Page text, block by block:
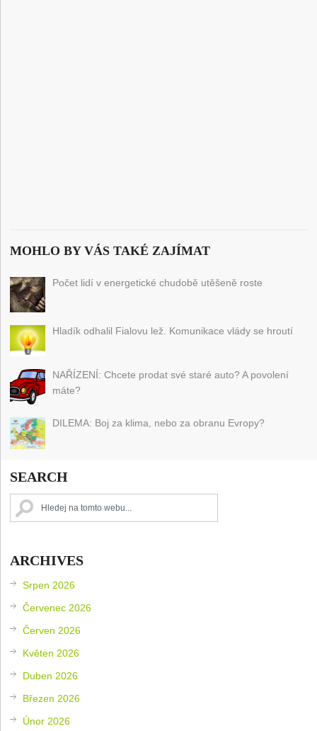
MOHLO BY VÁS TAKÉ ZAJÍMAT
Počet lidí v energetické chudobě utěšeně roste
Hladík odhalil Fialovu lež. Komunikace vlády se hroutí
NAŘÍZENÍ: Chcete prodat své staré auto? A povolení
máte?
DILEMA: Boj za klima, nebo za obranu Evropy?
SEARCH
ARCHIVES
Srpen 2026
Červenec 2026
Červen 2026
Květen 2026
Duben 2026
Březen 2026
Únor 2026